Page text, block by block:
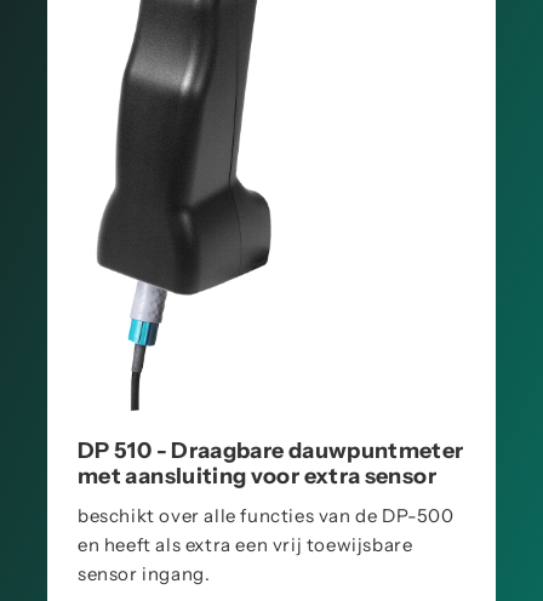
DP 510 - Draagbare dauwpuntmeter
met aansluiting voor extra sensor
beschikt over alle functies van de DP-500
en heeft als extra een vrij toewijsbare
sensor ingang.